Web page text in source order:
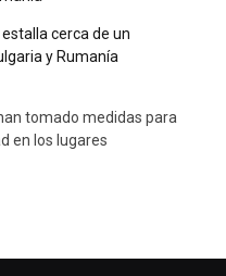
tomado medidas para
en los lugares